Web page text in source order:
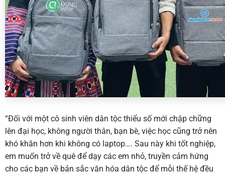
“Đối với một cô sinh viên dân tộc thiểu số mới chập chững
lên đại học, không người thân, bạn bè, việc học cũng trở nên
khó khăn hơn khi không có laptop…. Sau này khi tốt nghiệp,
em muốn trở về quê để dạy các em nhỏ, truyền cảm hứng
cho các bạn về bản sắc văn hóa dân tộc để mỗi thế hệ đều